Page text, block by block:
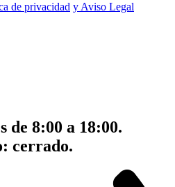
de privacidad y Aviso Legal
de 8:00 a 18:00.
cerrado.